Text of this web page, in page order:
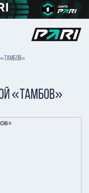
«ТАМБОВ»
«ТАМБОВ»